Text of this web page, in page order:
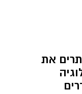
המאה ה-21 מאתרים את